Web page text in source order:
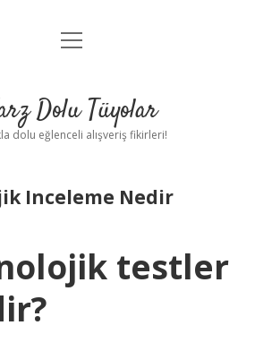
Anasayfa
Yasal Uyarı
menüyü
Dolu Tüyolar
dolu eğlenceli alışveriş fikirleri!
Inceleme Nedir
testler